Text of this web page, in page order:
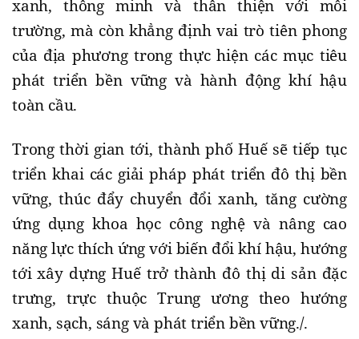
xanh, thông minh và thân thiện với môi
trường, mà còn khẳng định vai trò tiên phong
của địa phương trong thực hiện các mục tiêu
phát triển bền vững và hành động khí hậu
toàn cầu.
Trong thời gian tới, thành phố Huế sẽ tiếp tục
triển khai các giải pháp phát triển đô thị bền
vững, thúc đẩy chuyển đổi xanh, tăng cường
ứng dụng khoa học công nghệ và nâng cao
năng lực thích ứng với biến đổi khí hậu, hướng
tới xây dựng Huế trở thành đô thị di sản đặc
trưng, trực thuộc Trung ương theo hướng
xanh, sạch, sáng và phát triển bền vững./.